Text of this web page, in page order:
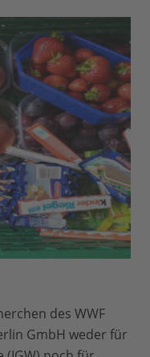
des WWF
GmbH weder für